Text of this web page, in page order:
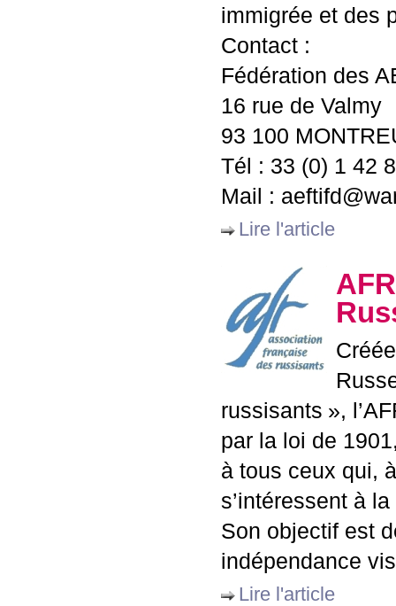
immigrée et des
Contact :
Fédération des
16 rue de Valmy
93 100
Tél : 33 (0) 1 42
Mail :
Lire l'article
AFR
russisants », l’
par la loi de
à tous ceux qui,
s’intéressent à
Son objectif est
indépendance
Lire l'article